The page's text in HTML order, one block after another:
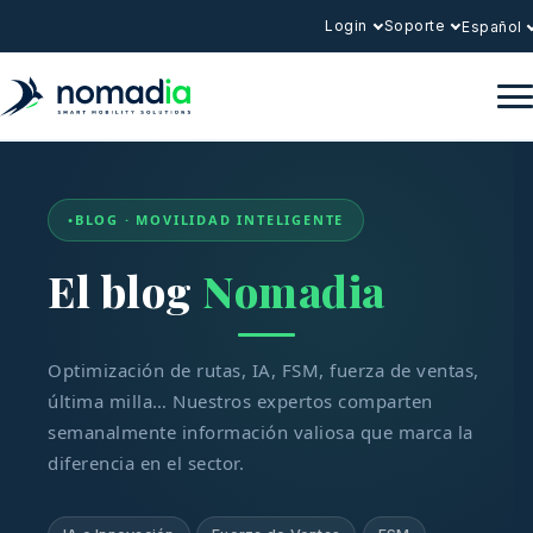
Login Soporte Español
BLOG · MOVILIDAD INTELIGENTE
El blog Nomadia
Optimización de rutas, IA, FSM, fuerza de ventas,
última milla… Nuestros expertos comparten
semanalmente información valiosa que marca la
diferencia en el sector.